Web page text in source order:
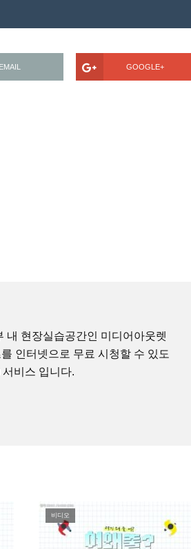
EMAIL GOOGLE+
내 현장실습공간인 미디어아웃렛
인터넷으로 무료 시청할 수 있도
비스 입니다.
비디오